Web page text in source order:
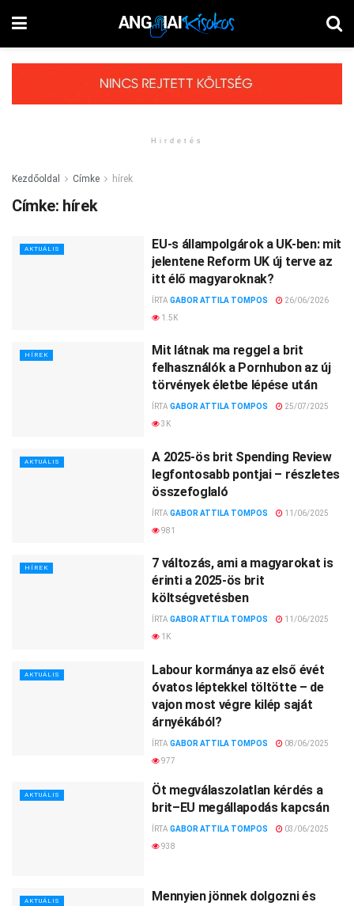
Hirdetés
Kezdőoldal Címke hírek
Címke: hírek
AKTUÁLIS
EU-s állampolgárok a UK-ben: mit
jelentene Reform UK új terve az
itt élő magyaroknak?
ÍRTA GABOR ATTILA TOMPOS
26/06/2026
1.5K
HÍREK
Mit látnak ma reggel a brit
felhasználók a Pornhubon az új
törvények életbe lépése után
ÍRTA GABOR ATTILA TOMPOS
25/07/2025
3K
AKTUÁLIS
A 2025-ös brit Spending Review
legfontosabb pontjai – részletes
összefoglaló
ÍRTA GABOR ATTILA TOMPOS
11/06/2025
981
HÍREK
7 változás, ami a magyarokat is
érinti a 2025-ös brit
költségvetésben
ÍRTA GABOR ATTILA TOMPOS
11/06/2025
1K
AKTUÁLIS
Labour kormánya az első évét
óvatos léptekkel töltötte – de
vajon most végre kilép saját
árnyékából?
ÍRTA GABOR ATTILA TOMPOS
08/06/2025
977
AKTUÁLIS
Öt megválaszolatlan kérdés a
brit–EU megállapodás kapcsán
ÍRTA GABOR ATTILA TOMPOS
03/06/2025
938
AKTUÁLIS
Mennyien jönnek dolgozni és